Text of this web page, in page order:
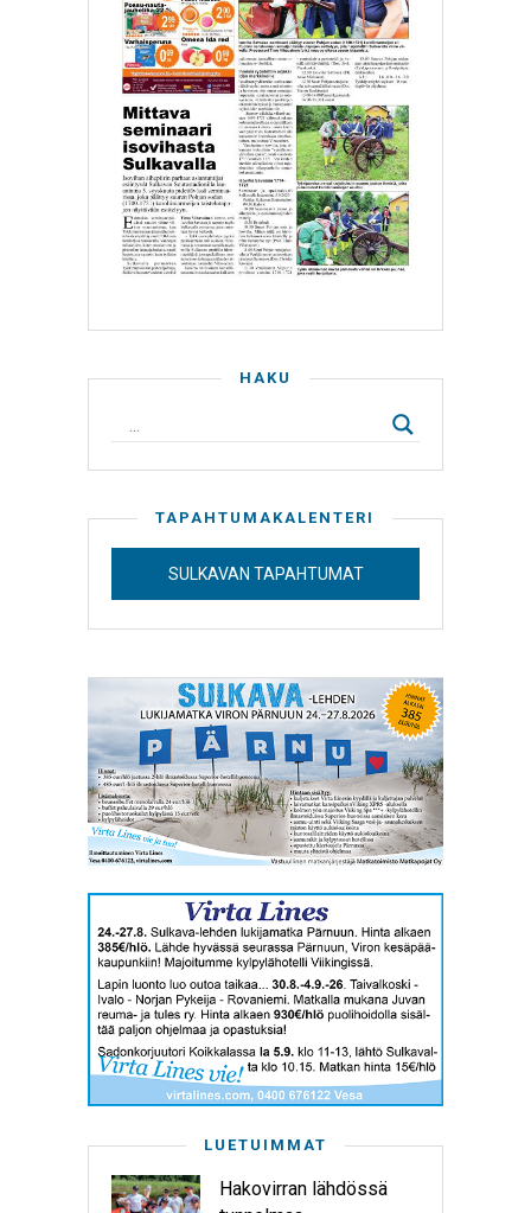
HAKU
TAPAHTUMAKALENTERI
SULKAVAN TAPAHTUMAT
LUETUIMMAT
Hakovirran lähdössä